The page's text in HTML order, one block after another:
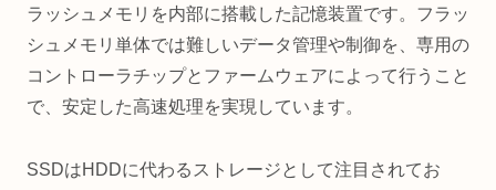
ラッシュメモリを内部に搭載した記憶装置です。フラッ
シュメモリ単体では難しいデータ管理や制御を、専用の
コントローラチップとファームウェアによって行うこと
で、安定した高速処理を実現しています。
SSDはHDDに代わるストレージとして注目されてお